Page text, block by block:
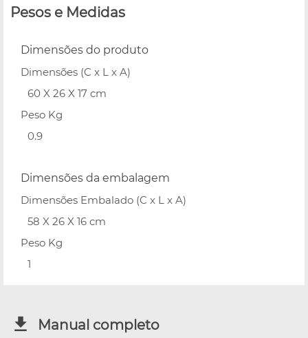
Pesos e Medidas
Dimensões do produto
Dimensões (C x L x A)
60 X 26 X 17 cm
Peso Kg
0.9
Dimensões da embalagem
Dimensões Embalado (C x L x A)
58 X 26 X 16 cm
Peso Kg
1
Manual completo